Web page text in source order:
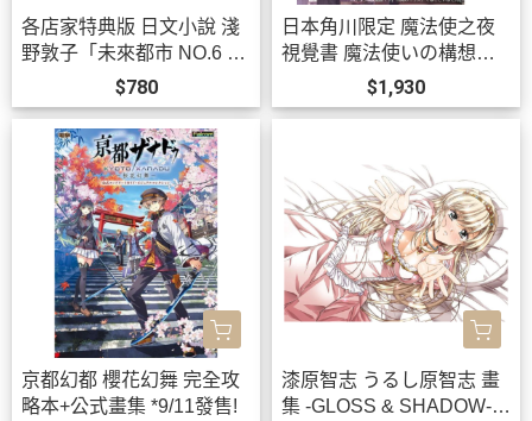
各店家特典版 日文小說 淺
野敦子「未來都市 NO.6 再
會 #4」 *9/30發售!
$780
日本角川限定 魔法使之夜
視覺書 魔法使いの構想形
而 *11/20發售!
$1,930
京都幻都 櫻花幻舞 完全攻
略本+公式畫集 *9/11發售!
漆原智志 うるし原智志 畫
集 -GLOSS & SHADOW-